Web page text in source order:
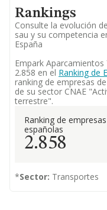
Rankings
Consulte la evolución
sau y su competencia
España
Empark Aparcamientos
2.858 en el Ranking de
ranking de empresas
de su sector CNAE
terrestre".
Ranking de empresas
españolas
2.858
*Sector: Transportes